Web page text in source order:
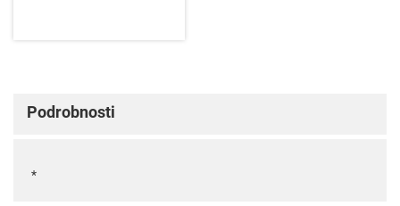
Podrobnosti
*